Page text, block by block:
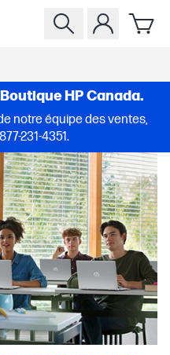
HP Canada.
notre équipe des ventes,
.